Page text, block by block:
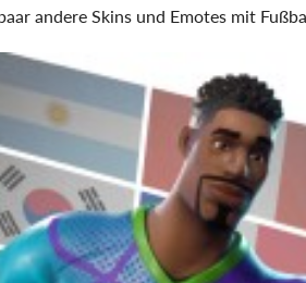
andere Skins und Emotes mit